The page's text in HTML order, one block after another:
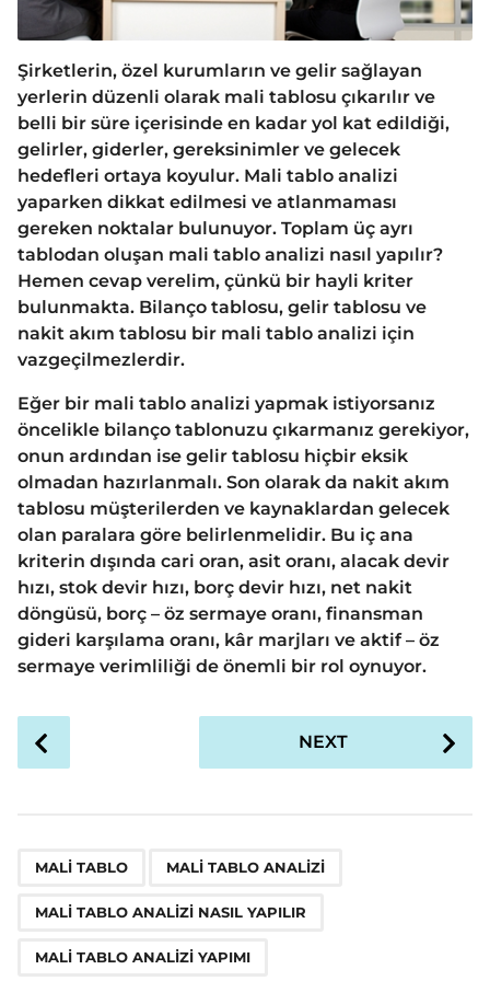
Şirketlerin, özel kurumların ve gelir sağlayan
yerlerin düzenli olarak mali tablosu çıkarılır ve
belli bir süre içerisinde en kadar yol kat edildiği,
gelirler, giderler, gereksinimler ve gelecek
hedefleri ortaya koyulur. Mali tablo analizi
yaparken dikkat edilmesi ve atlanmaması
gereken noktalar bulunuyor. Toplam üç ayrı
tablodan oluşan mali tablo analizi nasıl yapılır?
Hemen cevap verelim, çünkü bir hayli kriter
bulunmakta. Bilanço tablosu, gelir tablosu ve
nakit akım tablosu bir mali tablo analizi için
vazgeçilmezlerdir.
Eğer bir mali tablo analizi yapmak istiyorsanız
öncelikle bilanço tablonuzu çıkarmanız gerekiyor,
onun ardından ise gelir tablosu hiçbir eksik
olmadan hazırlanmalı. Son olarak da nakit akım
tablosu müşterilerden ve kaynaklardan gelecek
olan paralara göre belirlenmelidir. Bu iç ana
kriterin dışında cari oran, asit oranı, alacak devir
hızı, stok devir hızı, borç devir hızı, net nakit
döngüsü, borç – öz sermaye oranı, finansman
gideri karşılama oranı, kâr marjları ve aktif – öz
sermaye verimliliği de önemli bir rol oynuyor.
NEXT
MALI TABLO MALI TABLO ANALIZI
MALI TABLO ANALIZI NASIL YAPILIR
MALI TABLO ANALIZI YAPIMI